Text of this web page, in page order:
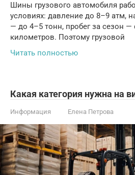
Шины грузового автомобиля
условиях: давление до 8–9 атм,
— до 4–5 тонн, пробег за сезон —
километров. Поэтому грузовой
Читать полностью
Какая категория нужна на
Информация Елена Петрова